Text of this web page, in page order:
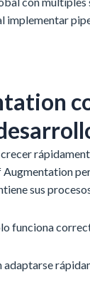
implementar
Augmentation
sus
funciona
adaptarse